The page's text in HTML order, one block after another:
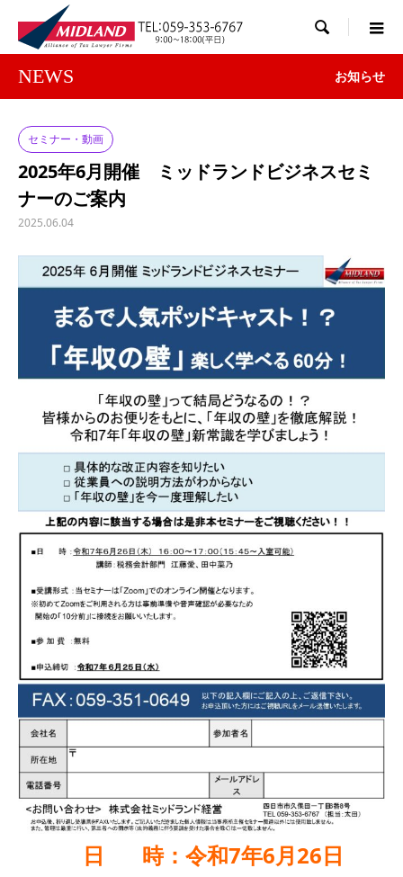

NEWS お知らせ
セミナー・動画
2025年6月開催 ミッドランドビジネスセミ
ナーのご案内
2025.06.04
日 時：令和7年6月26日